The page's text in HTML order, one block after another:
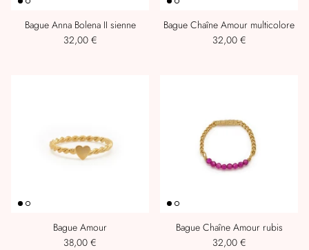
Bague Anna Bolena II sienne
32,00 €
Bague Chaîne Amour multicolore
32,00 €
Bague Amour
38,00 €
Bague Chaîne Amour rubis
32,00 €